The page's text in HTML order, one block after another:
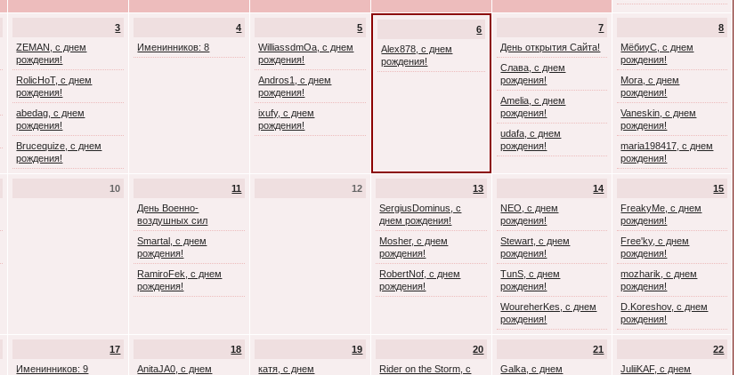
3
ZEMAN, с днем
рождения!
RolicHoT, с днем
рождения!
abedag, с днем
рождения!
Brucequize, с днем
рождения!
4
Именинников: 8
5
WilliassdmOa, с днем
рождения!
Andros1, с днем
рождения!
ixufy, с днем
рождения!
6
Alex878, с днем
рождения!
7
День открытия Сайта!
Слава, с днем
рождения!
Amelia, с днем
рождения!
udafa, с днем
рождения!
8
МёбиуС, с днем
рождения!
Mora, с днем
рождения!
Vaneskin, с днем
рождения!
maria198417, с днем
рождения!
10
11
День Военно-
воздушных сил
Smartal, с днем
рождения!
RamiroFek, с днем
рождения!
12
13
SergiusDominus, с
днем рождения!
Mosher, с днем
рождения!
RobertNof, с днем
рождения!
14
NEO, с днем
рождения!
Stewart, с днем
рождения!
TunS, с днем
рождения!
WoureherKes, с днем
рождения!
15
FreakyMe, с днем
рождения!
Free'ky, с днем
рождения!
mozharik, с днем
рождения!
D.Koreshov, с днем
рождения!
17
Именинников: 9
18
AnitaJA0, с днем
19
катя, с днем
20
Rider on the Storm, с
21
Galka, с днем
22
JuliiKAF, с днем